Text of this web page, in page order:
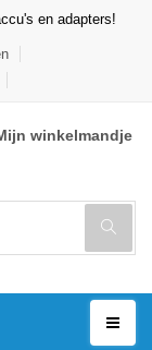
en adapters!
winkelmandje